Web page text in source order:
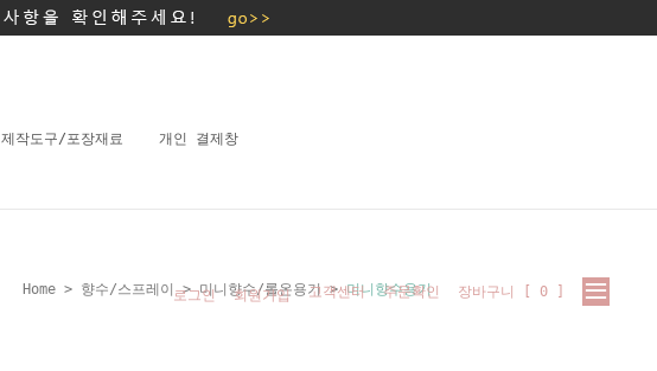
제작도구/포장재료 개인 결제창
로그인 회원가입 고객센터 주문확인 장바구니 [ 0
Home > 향수/스프레이 >미니향수/롤온용기 >미니향수용기